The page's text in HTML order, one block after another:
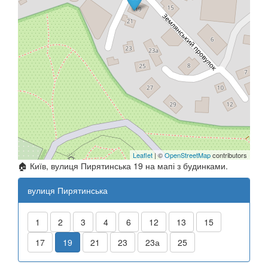
Leaflet | ©OpenStreetMapcontributors
🏠 Київ, вулиця Пирятинська 19 на мапі з будинками.
вулиця Пирятинська
1 2 3 4 6 12 13
15
17
19 21 23 23а 25